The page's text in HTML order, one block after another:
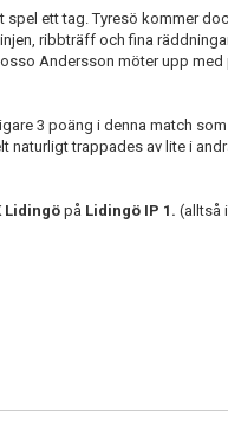
spel ett tag. Tyresö kommer
ribbträff och fina
Andersson möter upp med
3 poäng i denna match
naturligt trappades av lite i
Lidingöpå Lidingö IP 1. (alltså